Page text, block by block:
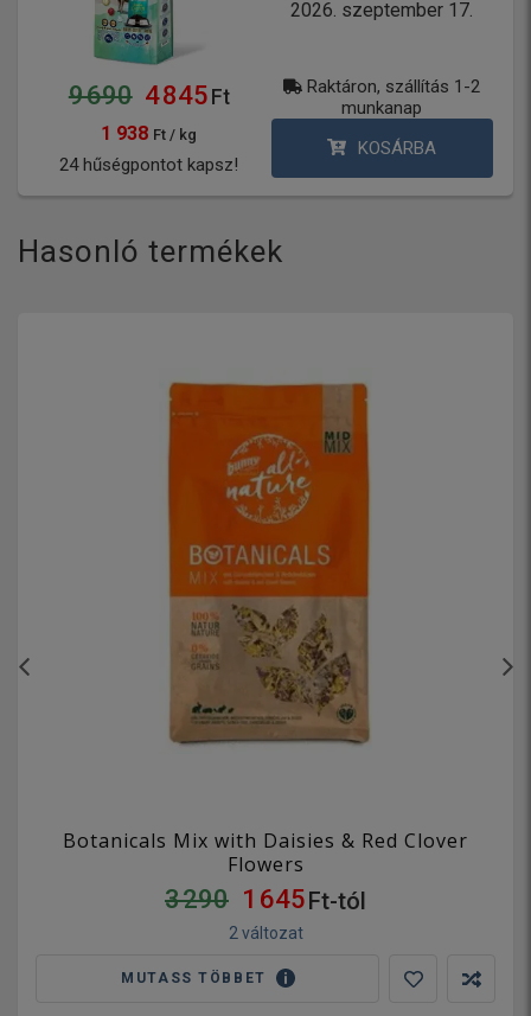
2026. szeptember 17.
9 690 4 845 Ft
1 938 Ft / kg
24 hűségpontot kapsz!
Raktáron, szállítás 1-2
munkanap
KOSÁRBA
Hasonló termékek
Botanicals Mix with Daisies & Red Clover
Flowers
3 290 1 645 Ft-tól
2 változat
MUTASS TÖBBET